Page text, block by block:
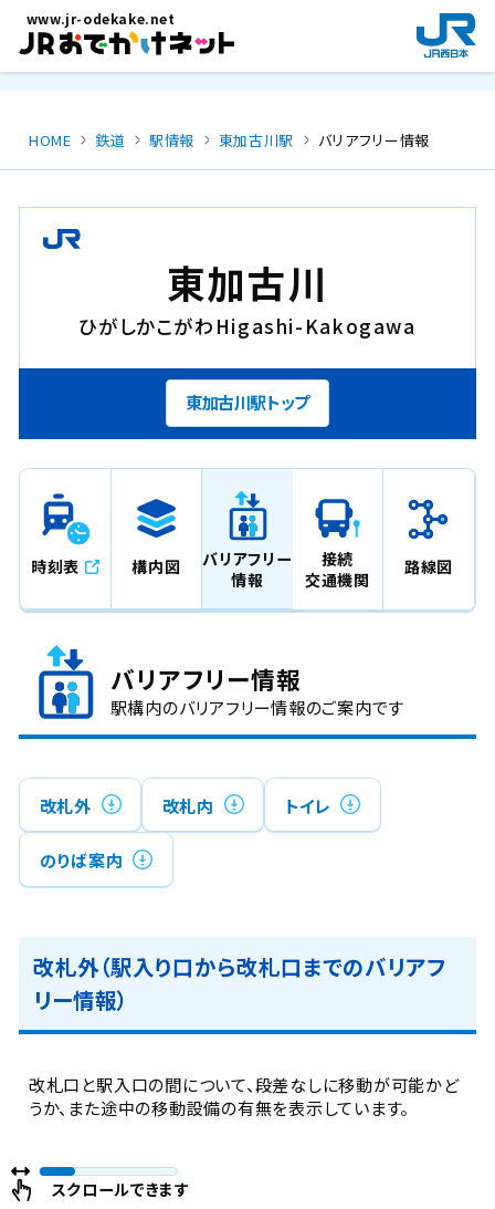
メインコンテンツにスキップ
www.jr-odekake.net
新
規
ウ
ン
で
HOME 鉄道 駅情報 東加古川駅 バリアフリー情報
東加古川
ひがしかこがわ Higashi-Kakogawa
東加古川駅トップ
時刻表 構内図
バリアフリー
情報
接続
交通機関
路線図
バリアフリー情報
駅構内のバリアフリー情報のご案内です
改札外 改札内 トイレ
のりば案内
改札外（駅入り口から改札口までのバリアフ
リー情報）
改札口と駅入口の間について、段差なしに移動が可能かど
うか、また途中の移動設備の有無を表示しています。
スクロールできます